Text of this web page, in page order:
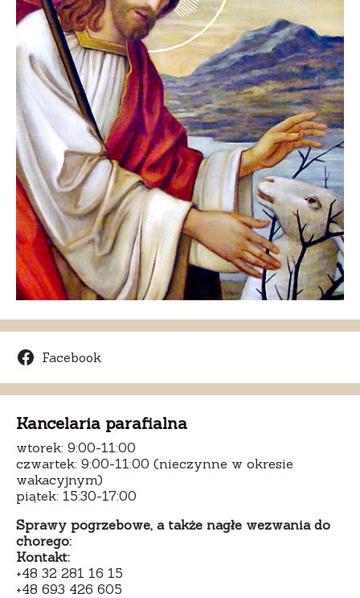
Facebook
Kancelaria parafialna
wtorek: 9:00-11:00
czwartek: 9:00-11:00 (nieczynne w okresie
wakacyjnym)
piątek: 15:30-17:00
Sprawy pogrzebowe, a także nagłe wezwania do
chorego:
Kontakt:
+48 32 281 16 15
+48 693 426 605